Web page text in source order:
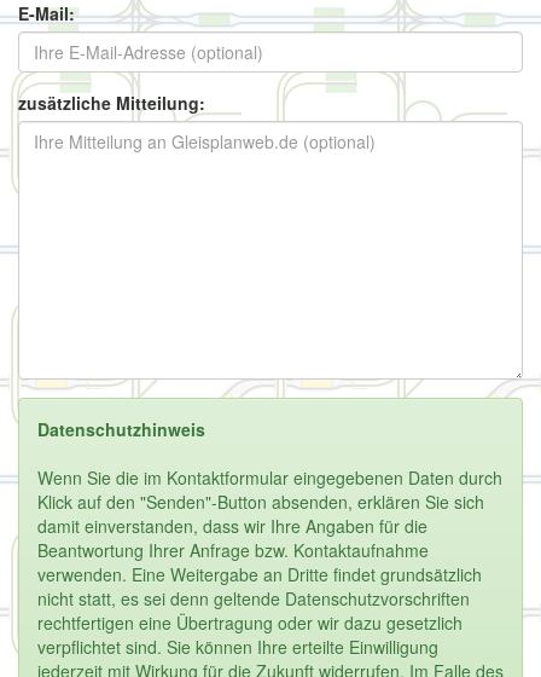
E-Mail:
zusätzliche Mitteilung:
Datenschutzhinweis
Wenn Sie die im Kontaktformular eingegebenen Daten durch
Klick auf den "Senden"-Button absenden, erklären Sie sich
damit einverstanden, dass wir Ihre Angaben für die
Beantwortung Ihrer Anfrage bzw. Kontaktaufnahme
verwenden. Eine Weitergabe an Dritte findet grundsätzlich
nicht statt, es sei denn geltende Datenschutzvorschriften
rechtfertigen eine Übertragung oder wir dazu gesetzlich
verpflichtet sind. Sie können Ihre erteilte Einwilligung
jederzeit mit Wirkung für die Zukunft widerrufen. Im Falle des